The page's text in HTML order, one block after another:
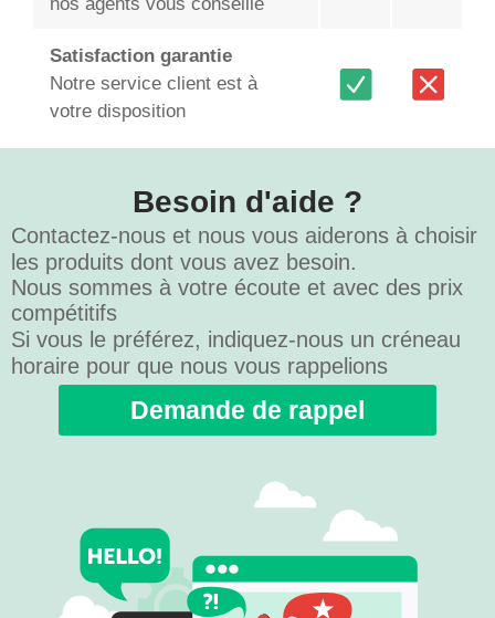
Satisfaction garantie
Notre service client est à
votre disposition
Besoin d'aide ?
Contactez-nous et nous vous aiderons à choisir
les produits dont vous avez besoin.
Nous sommes à votre écoute et avec des prix
compétitifs
Si vous le préférez, indiquez-nous un créneau
horaire pour que nous vous rappelions
Demande de rappel